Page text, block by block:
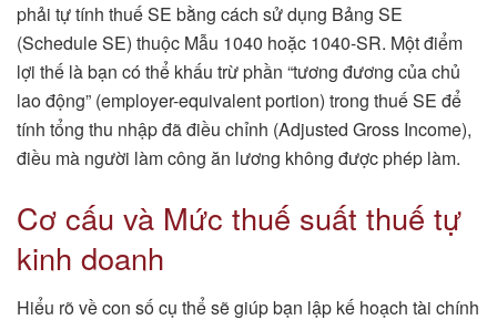
phải tự tính thuế SE bằng cách sử dụng Bảng SE
(Schedule SE) thuộc Mẫu 1040 hoặc 1040-SR. Một điểm
lợi thế là bạn có thể khấu trừ phần “tương đương của chủ
lao động” (employer-equivalent portion) trong thuế SE để
tính tổng thu nhập đã điều chỉnh (Adjusted Gross Income),
điều mà người làm công ăn lương không được phép làm.
Cơ cấu và Mức thuế suất thuế tự
kinh doanh
Hiểu rõ về con số cụ thể sẽ giúp bạn lập kế hoạch tài chính